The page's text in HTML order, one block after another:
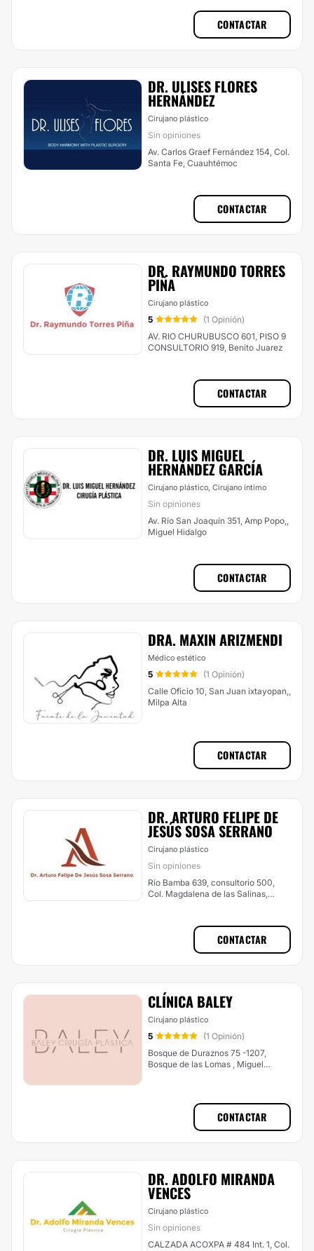
CONTACTAR
DR. ULISES FLORES
HERNÁNDEZ
Cirujano plástico
Sin opiniones
Av. Carlos Graef Fernández 154, Col.
Santa Fe, Cuauhtémoc
CONTACTAR
DR. RAYMUNDO TORRES
PIÑA
Cirujano plástico
5
(1 Opinión)
AV. RIO CHURUBUSCO 601, PISO 9
CONSULTORIO 919, Benito Juarez
CONTACTAR
DR. LUIS MIGUEL
HERNÁNDEZ GARCÍA
Cirujano plástico, Cirujano íntimo
Sin opiniones
Av. Río San Joaquín 351, Amp Popo,,
Miguel Hidalgo
CONTACTAR
DRA. MAXIN ARIZMENDI
Médico estético
5
(1 Opinión)
Calle Oficio 10, San Juan ixtayopan,,
Milpa Alta
CONTACTAR
DR. ARTURO FELIPE DE
JESÚS SOSA SERRANO
Cirujano plástico
Sin opiniones
Río Bamba 639, consultorio 500,
Col. Magdalena de las Salinas,
CONTACTAR
CLÍNICA BALEY
Cirujano plástico
5
(1 Opinión)
Bosque de Duraznos 75 -1207,
Bosque de las Lomas , Miguel
CONTACTAR
DR. ADOLFO MIRANDA
VENCES
Cirujano plástico
Sin opiniones
CALZADA ACOXPA # 484 Int. 1, Col.